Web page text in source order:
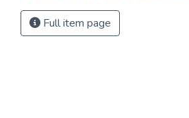
Full item page